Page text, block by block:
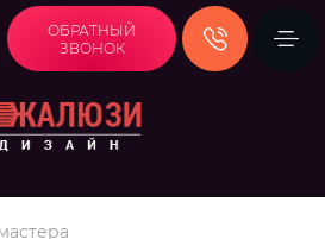
ОБРАТНЫЙ
ЗВОНОК